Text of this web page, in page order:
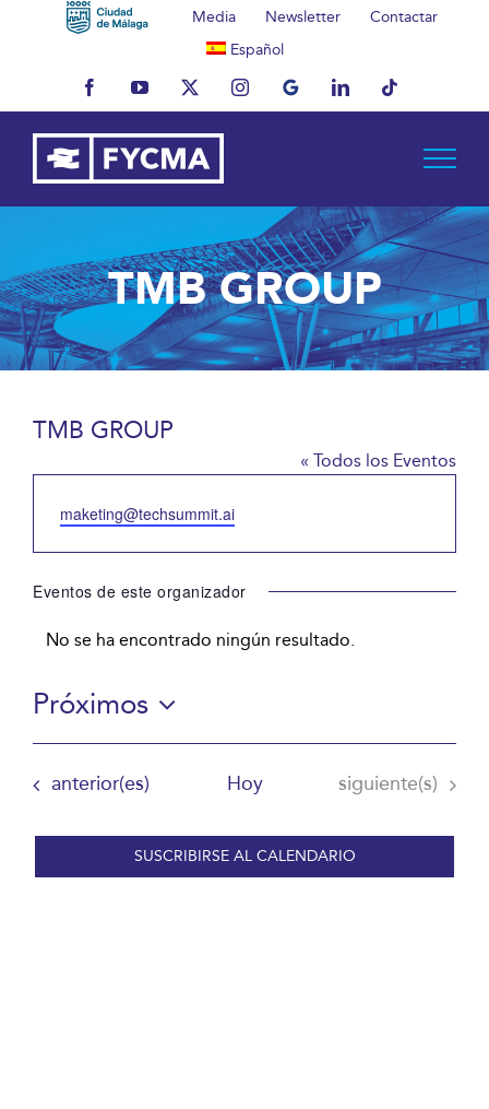
Media Newsletter
Contactar
Español
FacebookYouTubeX InstagramMyBusinessLinkedInTiktok
TMB GROUP
TMB GROUP
« Todos los Eventos
Email
maketing@techsummit.ai
Eventos de este organizador
Aviso
No se ha encontrado ningún resultado.
Próximos
Selecciona
fecha.
Eventos
anterior(es) Hoy Eventos
siguiente(s)
SUSCRIBIRSE AL CALENDARIO